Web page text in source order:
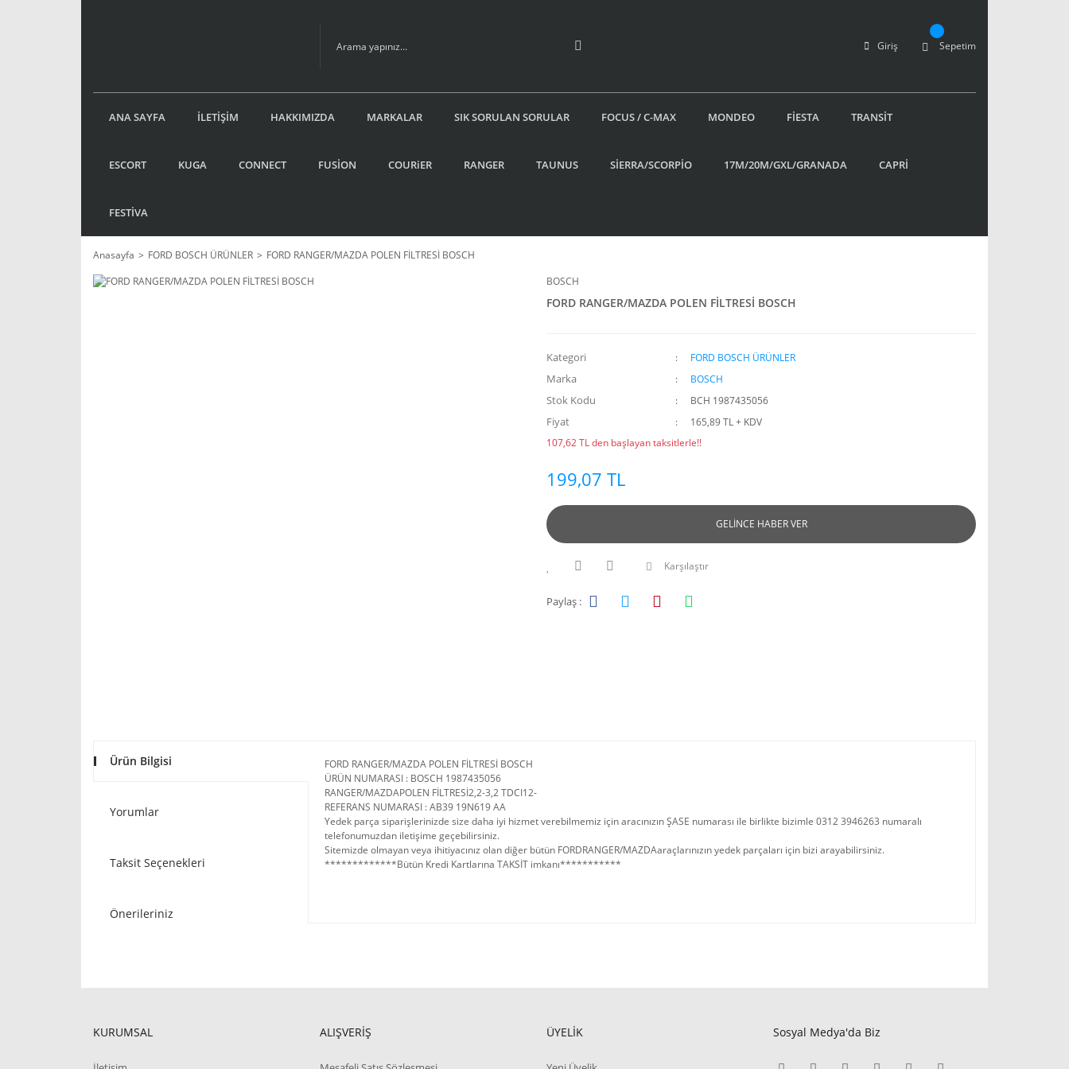
Giriş Sepetim
ANA SAYFA İLETİŞİM HAKKIMIZDA MARKALAR SIK SORULAN SORULAR FOCUS / C-MAX MONDEO FİESTA TRANSİT
ESCORT KUGA CONNECT FUSİON COURiER RANGER TAUNUS SİERRA/SCORPİO 17M/20M/GXL/GRANADA CAPRİ
FESTİVA
Anasayfa FORD BOSCH ÜRÜNLER
FORD RANGER/MAZDA POLEN FİLTRESİ BOSCH
BOSCH
FORD RANGER/MAZDA POLEN FİLTRESİ BOSCH
Kategori FORD BOSCH ÜRÜNLER
Marka BOSCH
Stok Kodu BCH 1987435056
Fiyat
165,89 TL + KDV
107,62 TL den başlayan taksitlerle!!
199,07 TL
GELİNCE HABER VER
Karşılaştır
Paylaş :
Ürün Bilgisi
Yorumlar
Taksit Seçenekleri
Önerileriniz
FORD RANGER/MAZDA POLEN FİLTRESİ BOSCH
ÜRÜN NUMARASI : BOSCH 1987435056
RANGER/MAZDAPOLEN FİLTRESİ2,2-3,2 TDCI12-
REFERANS NUMARASI : AB39 19N619 AA
Yedek parça siparişlerinizde size daha iyi hizmet verebilmemiz için aracınızın ŞASE numarası ile birlikte bizimle 0312 3946263 numaralı
telefonumuzdan iletişime geçebilirsiniz.
Sitemizde olmayan veya ihitiyacınız olan diğer bütün FORDRANGER/MAZDAaraçlarınızın yedek parçaları için bizi arayabilirsiniz.
*************Bütün Kredi Kartlarına TAKSİT imkanı***********
KURUMSAL ALIŞVERİŞ ÜYELİK Sosyal Medya'da Biz